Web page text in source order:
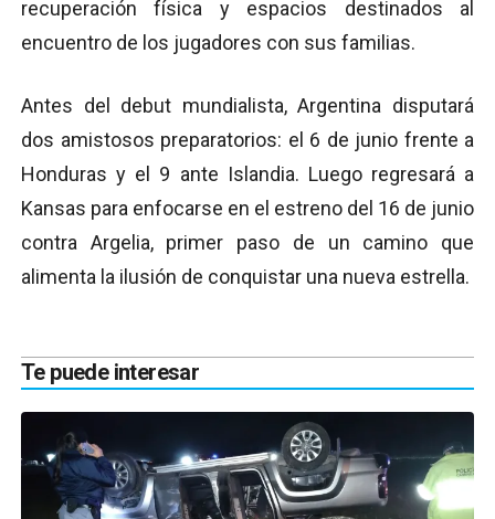
recuperación física y espacios destinados al
encuentro de los jugadores con sus familias.
Antes del debut mundialista, Argentina disputará
dos amistosos preparatorios: el 6 de junio frente a
Honduras y el 9 ante Islandia. Luego regresará a
Kansas para enfocarse en el estreno del 16 de junio
contra Argelia, primer paso de un camino que
alimenta la ilusión de conquistar una nueva estrella.
Te puede interesar